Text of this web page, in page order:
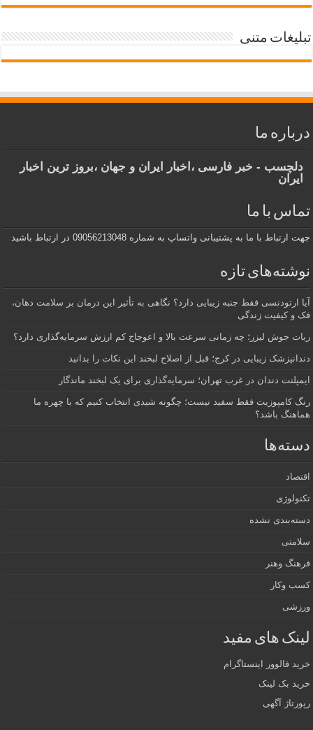
تبلیغات متنی
درباره ما
دلچسب - خبر فارسی ،اخبار ایران و جهان ،بروز ترین اخبار
ایران
تماس با ما
جهت ارتباط با ما به پشتیبانی واتساپ به شماره 09056213048 در ارتباط باشید
نوشته‌های تازه
آیا ارتودنسی فقط جنبه زیبایی دارد؟ نگاهی به تأثیر این درمان بر سلامت دهان،
فک و کیفیت زندگی
ربات جوش لیزر؛ چه زمانی سرعت بالا و اعوجاج کم ارزش سرمایه‌گذاری دارد؟
دندانپزشک زیبایی در کرج؛ قبل از اصلاح لبخند این نکات را بدانید
ایمپلنت دندان در غرب تهران؛ سرمایه‌گذاری برای یک لبخند ماندگار
رنگ کامپوزیت فقط سفید نیست؛ چگونه شیدی انتخاب کنیم که با چهره ما
هماهنگ باشد؟
دسته‌ها
اقتصاد
تکنولوژی
دسته‌بندی نشده
سلامتی
فرهنگ وهنر
کسب وکار
ورزشی
لینک های مفید
خرید فالوور اینستاگرام
خرید بک لینک
رپورتاژ آگهی